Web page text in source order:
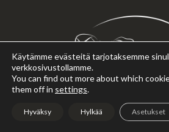
Käytämme evästeitä tarjotaksemme
verkkosivustollamme.
You can find out more about which
them off in settings.
Hyväksy Hylkää Asetukset